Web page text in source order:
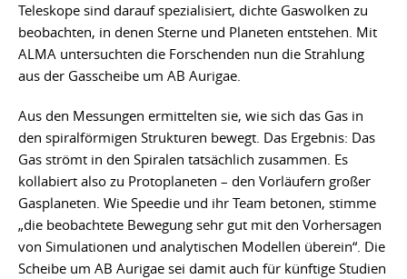
Teleskope sind darauf spezialisiert, dichte Gaswolken zu
beobachten, in denen Sterne und Planeten entstehen. Mit
ALMA untersuchten die Forschenden nun die Strahlung
aus der Gasscheibe um AB Aurigae.
Aus den Messungen ermittelten sie, wie sich das Gas in
den spiralförmigen Strukturen bewegt. Das Ergebnis: Das
Gas strömt in den Spiralen tatsächlich zusammen. Es
kollabiert also zu Protoplaneten – den Vorläufern großer
Gasplaneten. Wie Speedie und ihr Team betonen, stimme
„die beobachtete Bewegung sehr gut mit den Vorhersagen
von Simulationen und analytischen Modellen überein“. Die
Scheibe um AB Aurigae sei damit auch für künftige Studien